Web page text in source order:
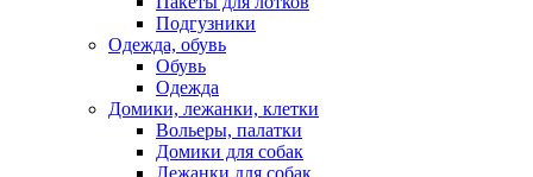
Подгузники
Одежда, обувь
Обувь
Одежда
Домики, лежанки, клетки
Вольеры, палатки
Домики для собак
Лежанки для собак